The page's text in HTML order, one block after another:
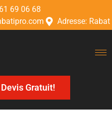
69 06 68
Adresse: Rabat
Gratuit!